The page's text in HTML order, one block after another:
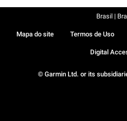
© Garmin Ltd. or its
Mapa do site Termos de Uso
Digital
Brasil |